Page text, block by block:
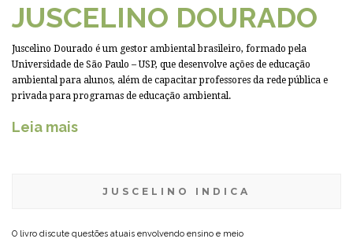
JUSCELINO DOURADO
Juscelino Dourado é um gestor ambiental brasileiro, formado pela
Universidade de São Paulo – USP, que desenvolve ações de educação
ambiental para alunos, além de capacitar professores da rede pública e
privada para programas de educação ambiental.
Leia mais
JUSCELINO INDICA
O livro discute questões atuais envolvendo ensino e meio